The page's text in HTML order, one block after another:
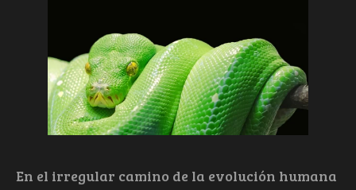
En el irregular camino de la evolución humana